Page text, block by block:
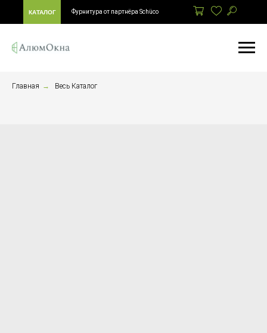
КАТАЛОГ Фурнитура от партнёра Schüco
Главная → Весь Каталог